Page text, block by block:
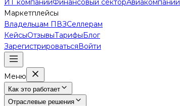
ИТ компанииФинансовый секторАвиакомпании
Маркетплейсы
Владельцам ПВЗСеллерам
КейсыОтзывыТарифыБлог
ЗарегистрироватьсяВойти
Меню
Как это работает
Отраслевые решения